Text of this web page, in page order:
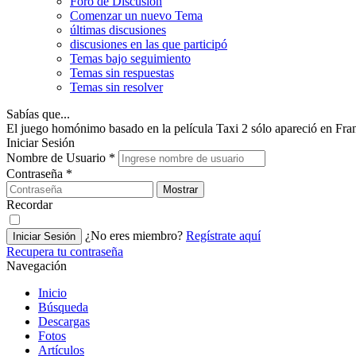
Comenzar un nuevo Tema
últimas discusiones
discusiones en las que participó
Temas bajo seguimiento
Temas sin respuestas
Temas sin resolver
Sabías que...
El juego homónimo basado en la película Taxi 2 sólo apareció en
Iniciar Sesión
Nombre de Usuario *
Contraseña *
Mostrar
Recordar
Iniciar Sesión ¿No eres miembro? Regístrate aquí
Recupera tu contraseña
Navegación
Inicio
Búsqueda
Descargas
Fotos
Artículos